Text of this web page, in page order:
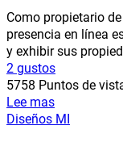
Como propietario
presencia en línea
y exhibir sus
2 gustos
5758 Puntos de
Lee mas
Diseños MI